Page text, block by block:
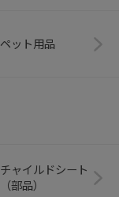
ペット用品
チャイルドシート
（部品）